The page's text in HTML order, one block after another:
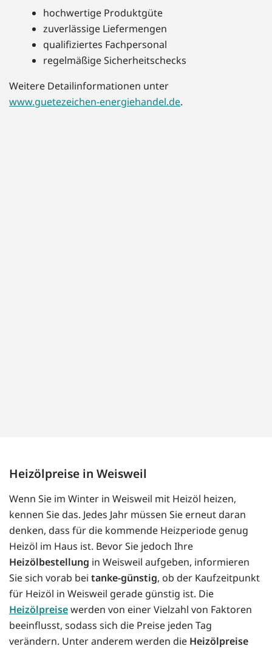
hochwertige Produktgüte
zuverlässige Liefermengen
qualifiziertes Fachpersonal
regelmäßige Sicherheitschecks
Weitere Detailinformationen unter
www.guetezeichen-energiehandel.de.
Heizölpreise in Weisweil
Wenn Sie im Winter in Weisweil mit Heizöl heizen,
kennen Sie das. Jedes Jahr müssen Sie erneut daran
denken, dass für die kommende Heizperiode genug
Heizöl im Haus ist. Bevor Sie jedoch Ihre
Heizölbestellung in Weisweil aufgeben, informieren
Sie sich vorab bei tanke-günstig, ob der Kaufzeitpunkt
für Heizöl in Weisweil gerade günstig ist. Die
Heizölpreisewerden von einer Vielzahl von Faktoren
beeinflusst, sodass sich die Preise jeden Tag
verändern. Unter anderem werden die Heizölpreise